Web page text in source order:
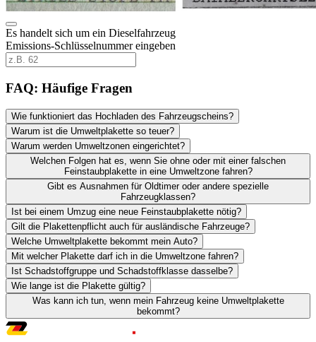
Es handelt sich um ein Dieselfahrzeug
Emissions-Schlüsselnummer eingeben
FAQ: Häufige Fragen
Wie funktioniert das Hochladen des Fahrzeugscheins?
Warum ist die Umweltplakette so teuer?
Warum werden Umweltzonen eingerichtet?
Welchen Folgen hat es, wenn Sie ohne oder mit einer falschen
Feinstaubplakette in eine Umweltzone fahren?
Gibt es Ausnahmen für Oldtimer oder andere spezielle
Fahrzeugklassen?
Ist bei einem Umzug eine neue Feinstaubplakette nötig?
Gilt die Plakettenpflicht auch für ausländische Fahrzeuge?
Welche Umweltplakette bekommt mein Auto?
Mit welcher Plakette darf ich in die Umweltzone fahren?
Ist Schadstoffgruppe und Schadstoffklasse dasselbe?
Wie lange ist die Plakette gültig?
Was kann ich tun, wenn mein Fahrzeug keine Umweltplakette
bekommt?